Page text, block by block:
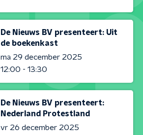
De Nieuws BV presenteert: Uit
de boekenkast
ma 29 december 2025
12:00 - 13:30
De Nieuws BV presenteert:
Nederland Protestland
vr 26 december 2025